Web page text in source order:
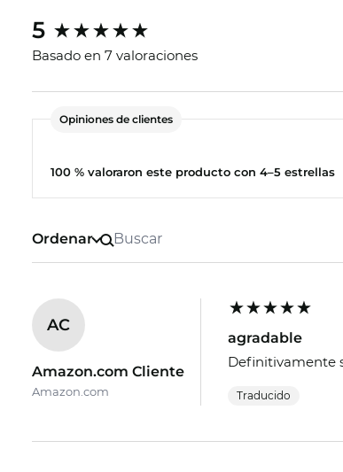
5
Basado en 7 valoraciones
Opiniones de clientes
100 % valoraron este producto con 4–5 estrellas
Ordenar
AC
Amazon.com Cliente
Amazon.com
agradable
Definitivamente
Traducido